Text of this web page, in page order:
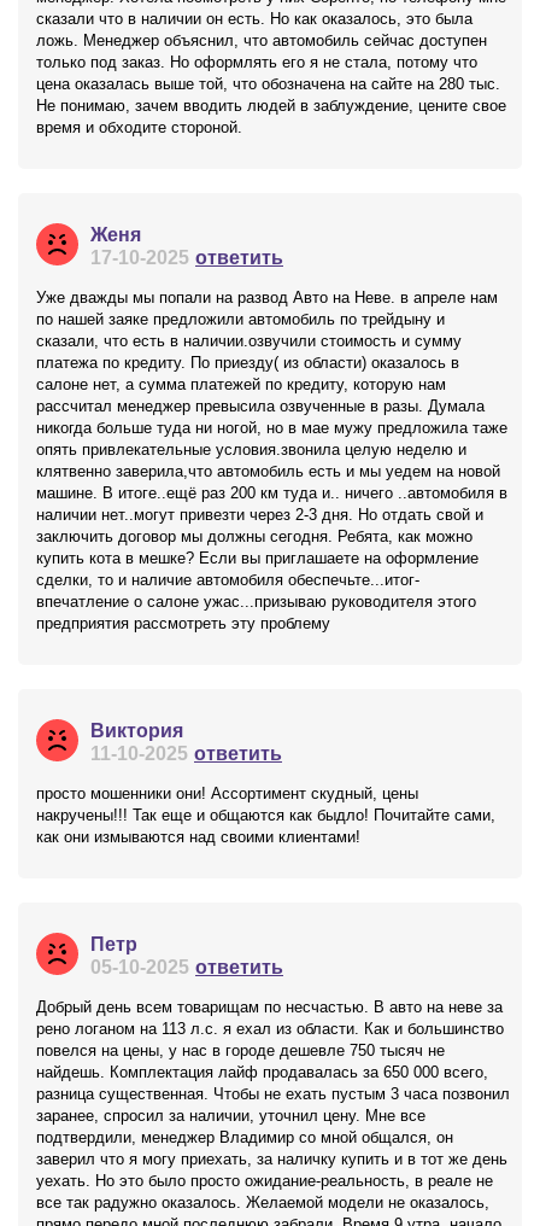
сказали что в наличии он есть. Но как оказалось, это была
ложь. Менеджер объяснил, что автомобиль сейчас доступен
только под заказ. Но оформлять его я не стала, потому что
цена оказалась выше той, что обозначена на сайте на 280 тыс.
Не понимаю, зачем вводить людей в заблуждение, цените свое
время и обходите стороной.
Женя
17-10-2025 ответить
Уже дважды мы попали на развод Авто на Неве. в апреле нам
по нашей заяке предложили автомобиль по трейдыну и
сказали, что есть в наличии.озвучили стоимость и сумму
платежа по кредиту. По приезду( из области) оказалось в
салоне нет, а сумма платежей по кредиту, которую нам
рассчитал менеджер превысила озвученные в разы. Думала
никогда больше туда ни ногой, но в мае мужу предложила таже
опять привлекательные условия.звонила целую неделю и
клятвенно заверила,что автомобиль есть и мы уедем на новой
машине. В итоге..ещё раз 200 км туда и.. ничего ..автомобиля в
наличии нет..могут привезти через 2-3 дня. Но отдать свой и
заключить договор мы должны сегодня. Ребята, как можно
купить кота в мешке? Если вы приглашаете на оформление
сделки, то и наличие автомобиля обеспечьте...итог-
впечатление о салоне ужас...призываю руководителя этого
предприятия рассмотреть эту проблему
Виктория
11-10-2025 ответить
просто мошенники они! Ассортимент скудный, цены
накручены!!! Так еще и общаются как быдло! Почитайте сами,
как они измываются над своими клиентами!
Петр
05-10-2025 ответить
Добрый день всем товарищам по несчастью. В авто на неве за
рено логаном на 113 л.с. я ехал из области. Как и большинство
повелся на цены, у нас в городе дешевле 750 тысяч не
найдешь. Комплектация лайф продавалась за 650 000 всего,
разница существенная. Чтобы не ехать пустым 3 часа позвонил
заранее, спросил за наличии, уточнил цену. Мне все
подтвердили, менеджер Владимир со мной общался, он
заверил что я могу приехать, за наличку купить и в тот же день
уехать. Но это было просто ожидание-реальность, в реале не
все так радужно оказалось. Желаемой модели не оказалось,